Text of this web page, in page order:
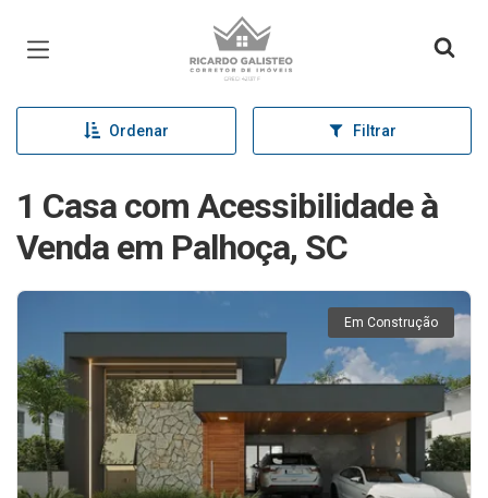
Página inicial
Ordenar Filtrar
1 Casa com Acessibilidade à
Venda em Palhoça, SC
Em Construção